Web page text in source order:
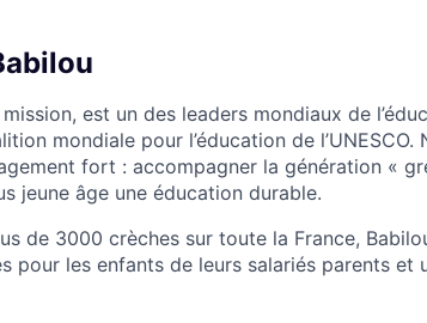
est un des leaders mondiaux de
mondiale pour l’éducation de
fort : accompagner la génération «
jeune âge une éducation durable.
de 3000 crèches sur toute la France,
pour les enfants de leurs salariés parents et